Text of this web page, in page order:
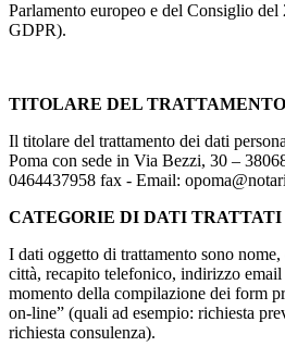
Parlamento europeo e del Consiglio
GDPR).
TITOLARE DEL TRATTAMENTO
Il titolare del trattamento dei dati
Poma con sede in Via Bezzi, 30 –
0464437958 fax - Email:
CATEGORIE DI DATI TRATTATI
I dati oggetto di trattamento sono
città, recapito telefonico, indirizzo
momento della compilazione dei form
on-line” (quali ad esempio: richiesta
richiesta consulenza).